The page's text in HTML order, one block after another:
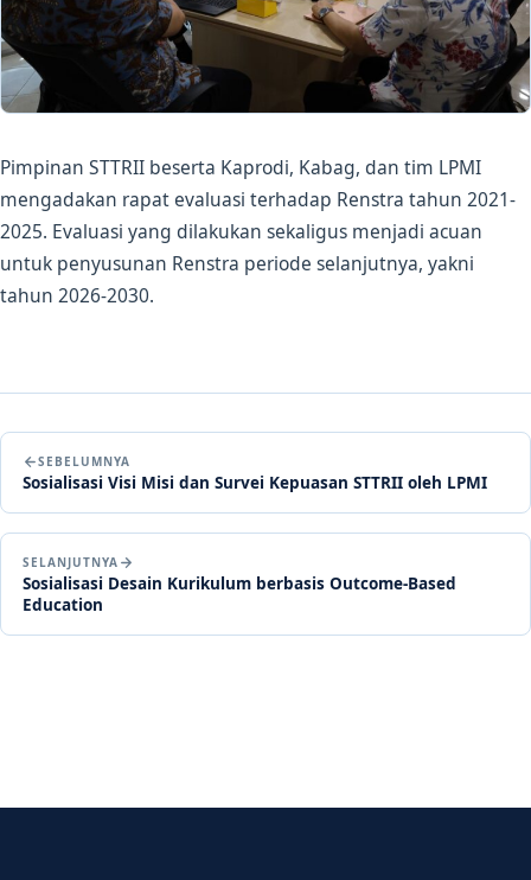
Pimpinan STTRII beserta Kaprodi, Kabag, dan tim LPMI
mengadakan rapat evaluasi terhadap Renstra tahun 2021-
2025. Evaluasi yang dilakukan sekaligus menjadi acuan
untuk penyusunan Renstra periode selanjutnya, yakni
tahun 2026-2030.
SEBELUMNYA
Sosialisasi Visi Misi dan Survei Kepuasan STTRII oleh LPMI
SELANJUTNYA
Sosialisasi Desain Kurikulum berbasis Outcome-Based
Education